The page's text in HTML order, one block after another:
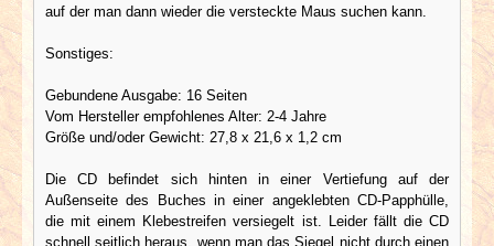
auf der man dann wieder die versteckte Maus suchen kann.
Sonstiges:
Gebundene Ausgabe: 16 Seiten
Vom Hersteller empfohlenes Alter: 2-4 Jahre
Größe und/oder Gewicht: 27,8 x 21,6 x 1,2 cm
Die CD befindet sich hinten in einer Vertiefung auf der
Außenseite des Buches in einer angeklebten CD-Papphülle,
die mit einem Klebestreifen versiegelt ist. Leider fällt die CD
schnell seitlich heraus, wenn man das Siegel nicht durch einen